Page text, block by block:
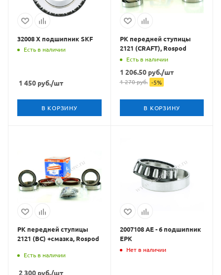
32008 X подшипник SKF
Есть в наличии
1 450 руб./шт
В КОРЗИНУ
РК передней ступицы
2121 (CRAFT), Rospod
Есть в наличии
1 206.50руб./шт
1 270руб. -5%
В КОРЗИНУ
РК передней ступицы
2121 (ВС) +смазка, Rospod
Есть в наличии
2 300 руб./шт
2007108 АЕ - 6 подшипник
EPK
Нет в наличии